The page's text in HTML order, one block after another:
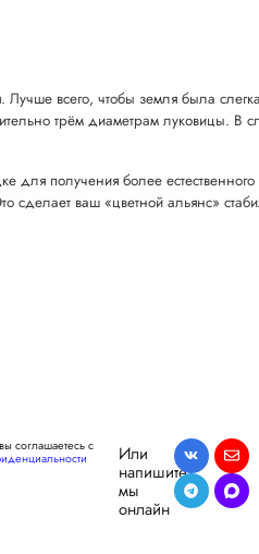
Лучше всего, чтобы земля была
трём диаметрам луковицы. В
получения более естественного
сделает ваш «цветной альянс»
соглашаетесь с Или
напишите,
мы
онлайн